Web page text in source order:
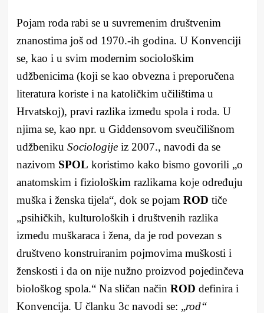
Pojam roda rabi se u suvremenim društvenim
znanostima još od 1970.-ih godina. U Konvenciji
se, kao i u svim modernim sociološkim
udžbenicima (koji se kao obvezna i preporučena
literatura koriste i na katoličkim učilištima u
Hrvatskoj), pravi razlika između spola i roda. U
njima se, kao npr. u Giddensovom sveučilišnom
udžbeniku Sociologijeiz 2007., navodi da se
nazivom SPOL koristimo kako bismo govorili „o
anatomskim i fiziološkim razlikama koje određuju
muška i ženska tijela“, dok se pojam ROD tiče
„psihičkih, kulturoloških i društvenih razlika
između muškaraca i žena, da je rod povezan s
društveno konstruiranim pojmovima muškosti i
ženskosti i da on nije nužno proizvod pojedinčeva
biološkog spola.“ Na sličan način ROD definira i
Konvencija. U članku 3c navodi se: „rod“